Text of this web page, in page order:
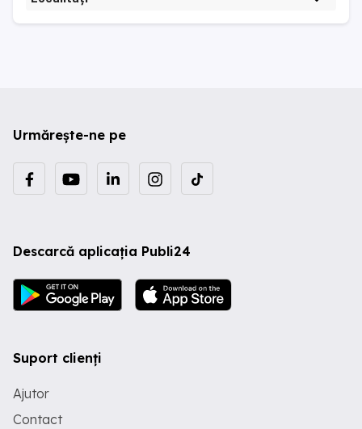
Urmărește-ne pe
Descarcă aplicația Publi24
Suport clienți
Ajutor
Contact